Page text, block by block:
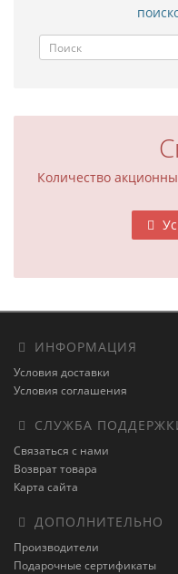
Количество
ИНФОРМАЦИЯ
Условия доставки
Условия соглашения
СЛУЖБА
Связаться с нами
Возврат товара
Карта сайта
ДОПОЛНИТЕЛЬНО
Производители
Подарочные сертификаты